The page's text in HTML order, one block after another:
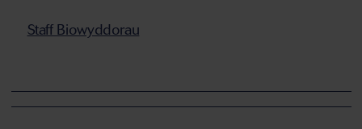
Staff Biowyddorau